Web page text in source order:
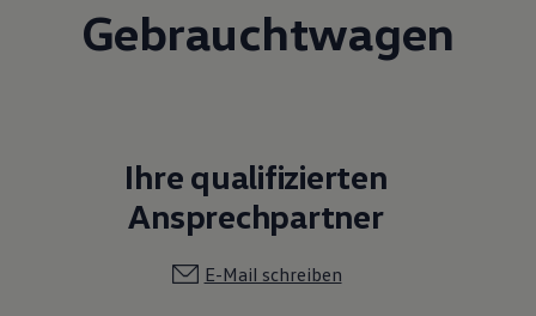
Gebrauchtwagen
Ihre qualifizierten
Ansprechpartner
E-Mail schreiben